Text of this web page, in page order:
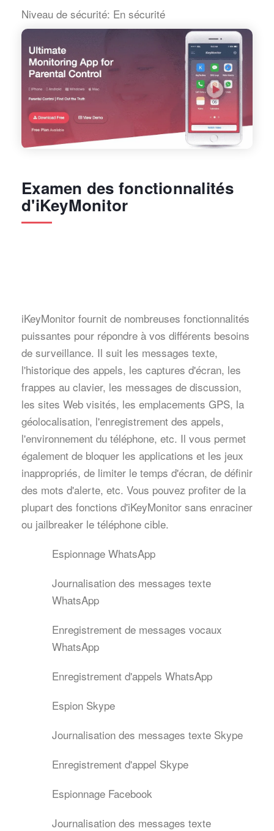
Niveau de sécurité: En sécurité
Examen des fonctionnalités
d'iKeyMonitor
iKeyMonitor fournit de nombreuses fonctionnalités
puissantes pour répondre à vos différents besoins
de surveillance. Il suit les messages texte,
l'historique des appels, les captures d'écran, les
frappes au clavier, les messages de discussion,
les sites Web visités, les emplacements GPS, la
géolocalisation, l'enregistrement des appels,
l'environnement du téléphone, etc. Il vous permet
également de bloquer les applications et les jeux
inappropriés, de limiter le temps d'écran, de définir
des mots d'alerte, etc. Vous pouvez profiter de la
plupart des fonctions d'iKeyMonitor sans enraciner
ou jailbreaker le téléphone cible.
Espionnage WhatsApp
Journalisation des messages texte
WhatsApp
Enregistrement de messages vocaux
WhatsApp
Enregistrement d'appels WhatsApp
Espion Skype
Journalisation des messages texte Skype
Enregistrement d'appel Skype
Espionnage Facebook
Journalisation des messages texte